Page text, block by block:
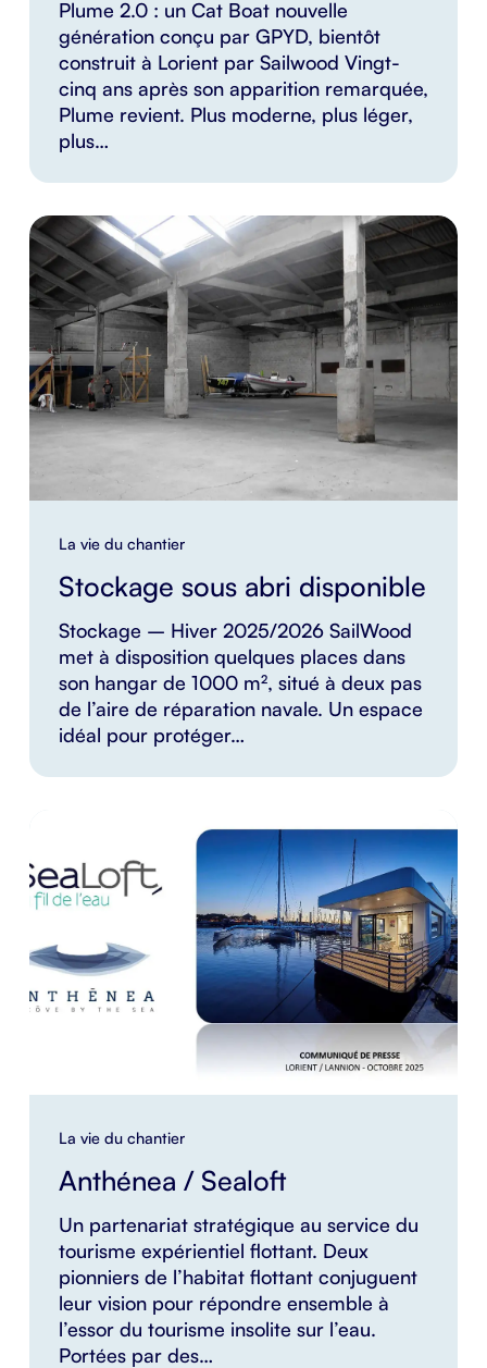
Plume 2.0 : un Cat Boat nouvelle
génération conçu par GPYD, bientôt
construit à Lorient par Sailwood Vingt-
cinq ans après son apparition remarquée,
Plume revient. Plus moderne, plus léger,
plus…
La vie du chantier
Stockage sous abri disponible
Stockage – Hiver 2025/2026 SailWood
met à disposition quelques places dans
son hangar de 1000 m², situé à deux pas
de l’aire de réparation navale. Un espace
idéal pour protéger…
La vie du chantier
Anthénea / Sealoft
Un partenariat stratégique au service du
tourisme expérientiel flottant. Deux
pionniers de l’habitat flottant conjuguent
leur vision pour répondre ensemble à
l’essor du tourisme insolite sur l’eau.
Portées par des…